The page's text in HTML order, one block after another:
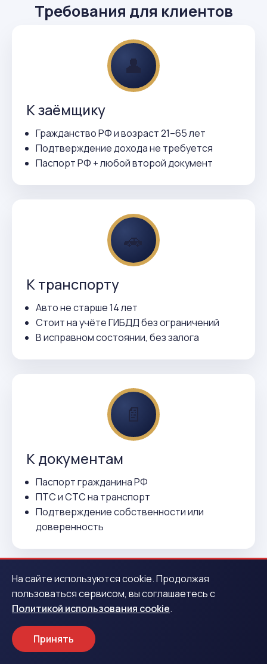
Требования для клиентов
👤
К заёмщику
Гражданство РФ и возраст 21–65 лет
Подтверждение дохода не требуется
Паспорт РФ + любой второй документ
🚗
К транспорту
Авто не старше 14 лет
Стоит на учёте ГИБДД без ограничений
В исправном состоянии, без залога
📄
К документам
Паспорт гражданина РФ
ПТС и СТС на транспорт
Подтверждение собственности или
доверенность
ВСЕГО 3 ДЕЙСТВИЯ
Как получить деньги в Южном-
На сайте используются cookie. Продолжая
пользоваться сервисом, вы соглашаетесь с
Политикой использования cookie.
Принять